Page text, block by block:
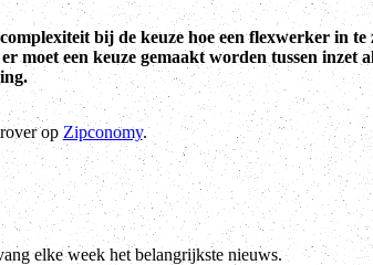
bij de keuze hoe een flexwerker in
moet een keuze gemaakt worden tussen
op Zipconomy.
elke week het belangrijkste nieuws.